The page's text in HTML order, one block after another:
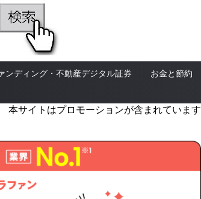
ンディング・不動産デジタル証券 お金と節約
本サイトはプロモーションが含まれています